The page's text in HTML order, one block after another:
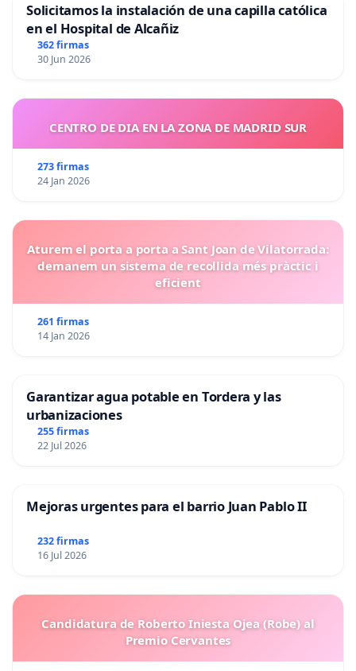
Solicitamos la instalación de una capilla católica
en el Hospital de Alcañiz
362 firmas
30 Jun 2026
CENTRO DE DIA EN LA ZONA DE MADRID SUR
273 firmas
24 Jan 2026
Aturem el porta a porta a Sant Joan de Vilatorrada:
demanem un sistema de recollida més pràctic i
eficient
261 firmas
14 Jan 2026
Garantizar agua potable en Tordera y las
urbanizaciones
255 firmas
22 Jul 2026
Mejoras urgentes para el barrio Juan Pablo II
232 firmas
16 Jul 2026
Candidatura de Roberto Iniesta Ojea (Robe) al
Premio Cervantes